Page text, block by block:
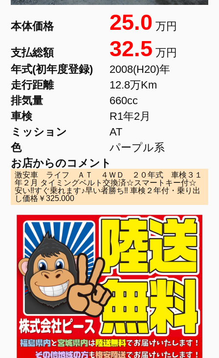
本体価格 25.0 万円
支払総額 32.5 万円
年式(初年度登録)
2008(H20)年
走行距離
12.8万Km
排気量
660cc
車検
R1年2月
ミッション
AT
色
パープル系
お店からのコメント
激安車 ライフ ＡＴ ４ＷＤ ２０年式 車検３１
年２月 タイミングベルト交換済☆スマートキー付☆
安い‼すぐ乗れます♪早い者勝ち‼ 車検２年付・乗り出
し価格￥325.000